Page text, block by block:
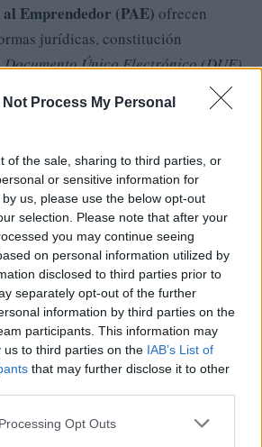
Not Process My Personal
of the sale, sharing to third parties, or
or sensitive information for
us, please use the below opt-out
selection. Please note that after your
you may continue seeing
on personal information utilized by
disclosed to third parties prior to
separately opt-out of the further
information by third parties on the
participants. This information may
us to third parties on the IAB’s List of
that may further disclose it to other
website/app uses one or more Google
Opt Outs
Emprendedor (PAE) ofrecen
jurídicas, constitución
Documento Único Electrónico (DUE),
fiscalidad y contratación.
o enlaces oficiales para iniciar
los canales delSEF, laTesorería
Socialy las cámaras de
aportan formularios, requisitos
de los puntos PAE para completar
personalizado.